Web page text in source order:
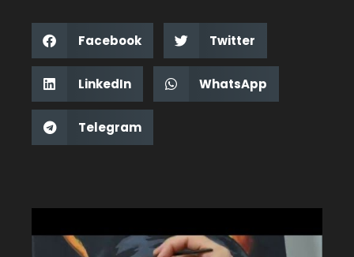
Facebook Twitter
LinkedIn WhatsApp
Telegram